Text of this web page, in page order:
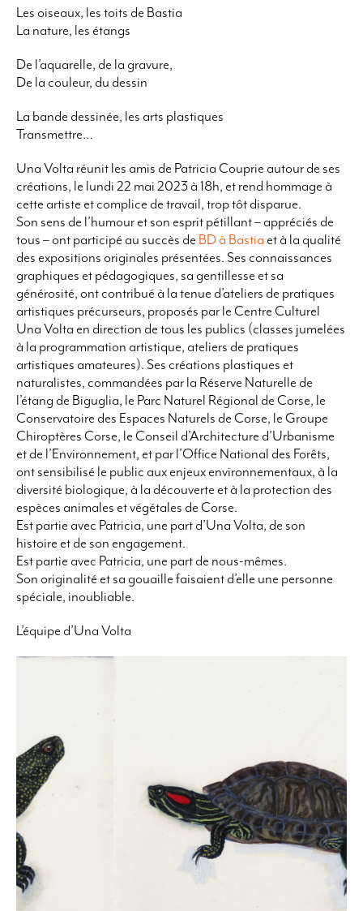
Les oiseaux, les toits de Bastia
La nature, les étangs
De l’aquarelle, de la gravure,
De la couleur, du dessin
La bande dessinée, les arts plastiques
Transmettre…
Una Volta réunit les amis de Patricia Couprie autour de ses
créations, le lundi 22 mai 2023 à 18h, et rend hommage à
cette artiste et complice de travail, trop tôt disparue.
Son sens de l’humour et son esprit pétillant – appréciés de
tous – ont participé au succès de BD à Bastia et à la qualité
des expositions originales présentées. Ses connaissances
graphiques et pédagogiques, sa gentillesse et sa
générosité, ont contribué à la tenue d’ateliers de pratiques
artistiques précurseurs, proposés par le Centre Culturel
Una Volta en direction de tous les publics (classes jumelées
à la programmation artistique, ateliers de pratiques
artistiques amateures). Ses créations plastiques et
naturalistes, commandées par la Réserve Naturelle de
l’étang de Biguglia, le Parc Naturel Régional de Corse, le
Conservatoire des Espaces Naturels de Corse, le Groupe
Chiroptères Corse, le Conseil d’Architecture d’Urbanisme
et de l’Environnement, et par l’Office National des Forêts,
ont sensibilisé le public aux enjeux environnementaux, à la
diversité biologique, à la découverte et à la protection des
espèces animales et végétales de Corse.
Est partie avec Patricia, une part d’Una Volta, de son
histoire et de son engagement.
Est partie avec Patricia, une part de nous-mêmes.
Son originalité et sa gouaille faisaient d’elle une personne
spéciale, inoubliable.
L’équipe d’Una Volta